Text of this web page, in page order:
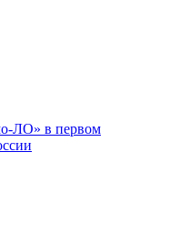
ЛО» в первом